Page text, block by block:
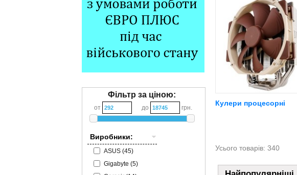
Фільтр за ціною:
от до грн.
Виробники:
ASUS (45)
Gigabyte (5)
Кулери процесорні
Усього товарів: 340